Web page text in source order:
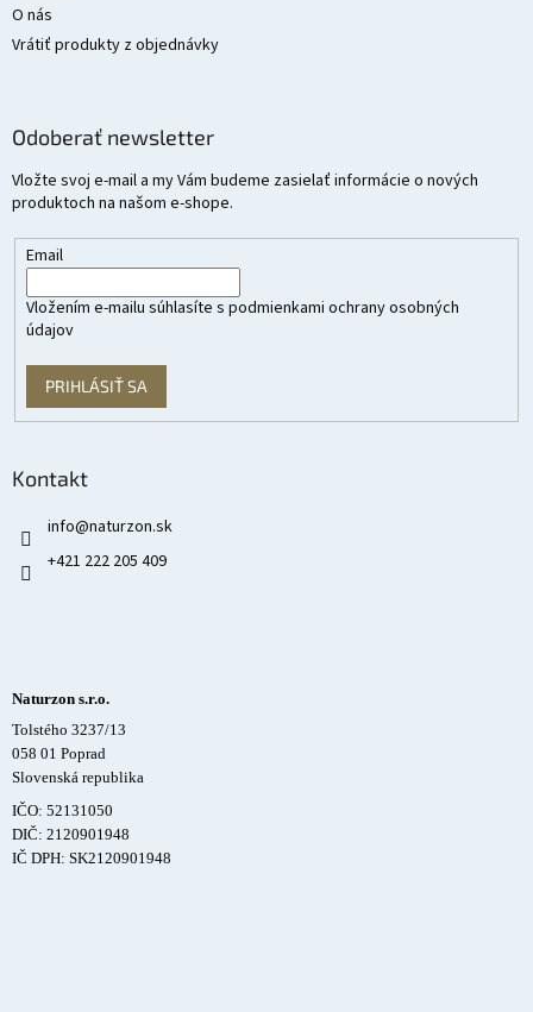
O nás
Vrátiť produkty z objednávky
Odoberať newsletter
Vložte svoj e-mail a my Vám budeme zasielať informácie o nových
produktoch na našom e-shope.
Email
Vložením e-mailu súhlasíte s podmienkami ochrany osobných
údajov
PRIHLÁSIŤ SA
Kontakt
info@naturzon.sk
+421 222 205 409
Naturzon s.r.o.
Tolstého 3237/13
058 01 Poprad
Slovenská republika
IČO: 52131050
DIČ: 2120901948
IČ DPH: SK2120901948